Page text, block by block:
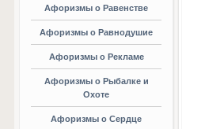
Афоризмы о Равенстве
Афоризмы о Равнодушие
Афоризмы о Рекламе
Афоризмы о Рыбалке и
Охоте
Афоризмы о Сердце